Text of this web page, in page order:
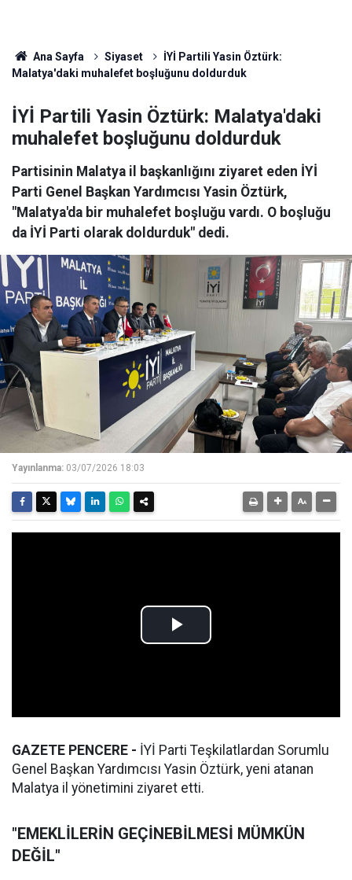
Ana Sayfa Siyaset
İYİ Partili Yasin Öztürk:
Malatya'daki muhalefet boşluğunu doldurduk
İYİ Partili Yasin Öztürk: Malatya'daki
muhalefet boşluğunu doldurduk
Partisinin Malatya il başkanlığını ziyaret eden İYİ
Parti Genel Başkan Yardımcısı Yasin Öztürk,
"Malatya'da bir muhalefet boşluğu vardı. O boşluğu
da İYİ Parti olarak doldurduk" dedi.
Yayınlanma: 03/07/2026 18:03
GAZETE PENCERE - İYİ Parti Teşkilatlardan Sorumlu
Genel Başkan Yardımcısı Yasin Öztürk, yeni atanan
Malatya il yönetimini ziyaret etti.
"EMEKLİLERİN GEÇİNEBİLMESİ MÜMKÜN
DEĞİL"